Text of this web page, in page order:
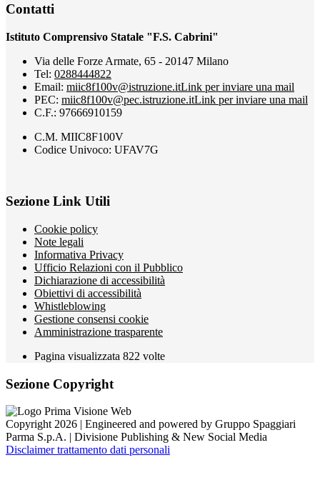
Contatti
Istituto Comprensivo Statale "F.S. Cabrini"
Via delle Forze Armate, 65 - 20147 Milano
Tel: 0288444822
Email: miic8f100v@istruzione.itLink per inviare una mail
PEC: miic8f100v@pec.istruzione.itLink per inviare una mail
C.F.: 97666910159
C.M. MIIC8F100V
Codice Univoco: UFAV7G
Sezione Link Utili
Cookie policy
Note legali
Informativa Privacy
Ufficio Relazioni con il Pubblico
Dichiarazione di accessibilità
Obiettivi di accessibilità
Whistleblowing
Gestione consensi cookie
Amministrazione trasparente
Pagina visualizzata 822 volte
Sezione Copyright
Copyright 2026 | Engineered and powered by Gruppo Spaggiari
Parma S.p.A. | Divisione Publishing & New Social Media
Disclaimer trattamento dati personali